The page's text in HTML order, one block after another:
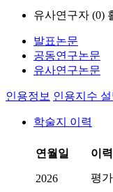
유사연구자 (0)
발표논문
공동연구논문
유사연구논문
인용정보 인용지수 설
학술지 이력
연월일
이
2026 평가